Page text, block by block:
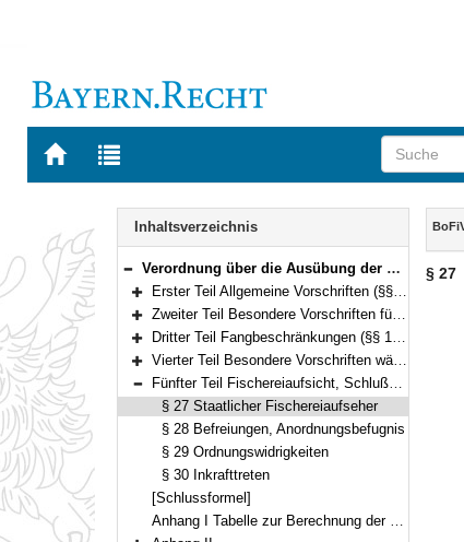
Zur
BAYERN.RECHT
Zur
letzten
Navigation
Inhaltsverzeichnis
Bereich reduzieren
Verordnung über die Ausübung der Fischerei im Bodensee (Bodenseefischereiverordnung – BoFiV) Vom 1. Dezember 1995 (GVBl. S. 825) BayRS 793-7-L (§§ 1–30)
Bereich erweitern
Erster Teil Allgemeine Vorschriften (§§ 1–6)
Bereich erweitern
Zweiter Teil Besondere Vorschriften für die einzelnen Fanggeräte (§§ 7–18)
Bereich erweitern
Dritter Teil Fangbeschränkungen (§§ 19–22)
Bereich erweitern
Vierter Teil Besondere Vorschriften während der Schonzeiten (§§ 23–26)
Bereich reduzieren
Fünfter Teil Fischereiaufsicht, Schlußvorschriften (§§ 27–30)
§ 27 Staatlicher Fischereiaufseher
§ 28 Befreiungen, Anordnungsbefugnis
§ 29 Ordnungswidrigkeiten
§ 30 Inkrafttreten
[Schlussformel]
Anhang I Tabelle zur Berechnung der Netzhöhe nach Anzahl der Maschen
§ 27